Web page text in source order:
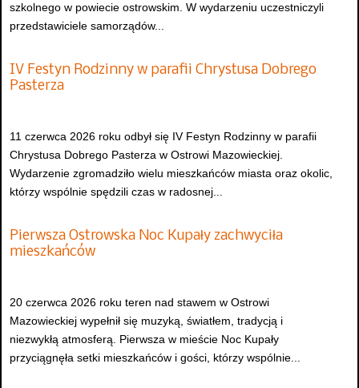
szkolnego w powiecie ostrowskim. W wydarzeniu uczestniczyli
przedstawiciele samorządów...
IV Festyn Rodzinny w parafii Chrystusa Dobrego
Pasterza
11 czerwca 2026 roku odbył się IV Festyn Rodzinny w parafii
Chrystusa Dobrego Pasterza w Ostrowi Mazowieckiej.
Wydarzenie zgromadziło wielu mieszkańców miasta oraz okolic,
którzy wspólnie spędzili czas w radosnej...
Pierwsza Ostrowska Noc Kupały zachwyciła
mieszkańców
20 czerwca 2026 roku teren nad stawem w Ostrowi
Mazowieckiej wypełnił się muzyką, światłem, tradycją i
niezwykłą atmosferą. Pierwsza w mieście Noc Kupały
przyciągnęła setki mieszkańców i gości, którzy wspólnie...